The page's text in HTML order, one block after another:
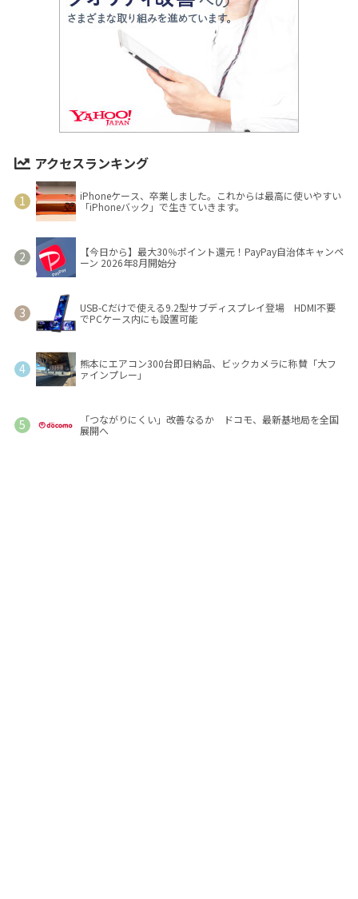
アクセスランキング
iPhoneケース、卒業しました。これからは最高に使いやすい
「iPhoneバック」で生きていきます。
【今日から】最大30％ポイント還元！PayPay自治体キャンペ
ーン 2026年8月開始分
USB-Cだけで使える9.2型サブディスプレイ登場 HDMI不要
でPCケース内にも設置可能
熊本にエアコン300台即日納品、ビックカメラに称賛「大フ
ァインプレー」
「つながりにくい」改善なるか ドコモ、最新基地局を全国
展開へ